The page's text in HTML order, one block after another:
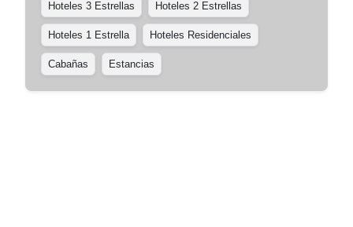
Hoteles 3 Estrellas Hoteles 2 Estrellas
Hoteles 1 Estrella Hoteles Residenciales
Cabañas Estancias